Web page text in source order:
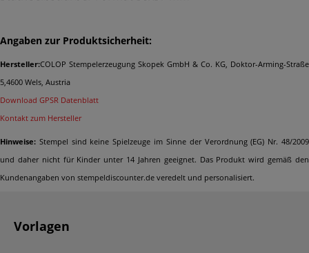
Angaben zur Produktsicherheit:
Hersteller:COLOP Stempelerzeugung Skopek GmbH & Co. KG, Doktor-Arming-Straße
5,4600 Wels, Austria
Download GPSR Datenblatt
Kontakt zum Hersteller
Hinweise: Stempel sind keine Spielzeuge im Sinne der Verordnung (EG) Nr. 48/2009
und daher nicht für Kinder unter 14 Jahren geeignet. Das Produkt wird gemäß den
Kundenangaben von stempeldiscounter.de veredelt und personalisiert.
Vorlagen